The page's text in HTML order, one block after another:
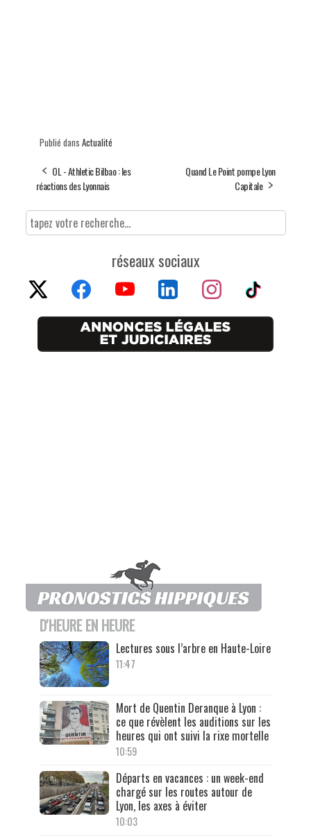
Publié dans Actualité
OL - Athletic Bilbao : les
réactions des Lyonnais
Quand Le Point pompe Lyon
Capitale
réseaux sociaux
D'HEURE EN HEURE
Lectures sous l’arbre en Haute-Loire
11:47
Mort de Quentin Deranque à Lyon :
ce que révèlent les auditions sur les
heures qui ont suivi la rixe mortelle
10:59
Départs en vacances : un week-end
chargé sur les routes autour de
Lyon, les axes à éviter
10:03